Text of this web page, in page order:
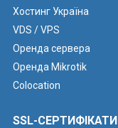
Хостинг Україна
VDS / VPS
Оренда сервера
Оренда Mikrotik
Colocation
SSL-СЕРТИФІКАТИ